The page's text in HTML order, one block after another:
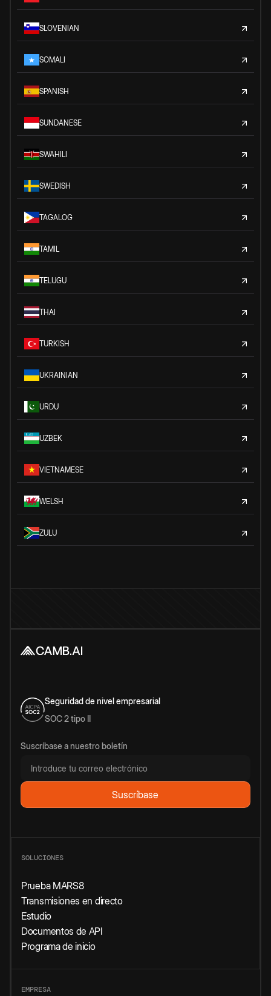
SLOVENIAN
SOMALI
SPANISH
SUNDANESE
SWAHILI
SWEDISH
TAGALOG
TAMIL
TELUGU
THAI
TURKISH
UKRAINIAN
URDU
UZBEK
VIETNAMESE
WELSH
ZULU
Seguridad de nivel empresarial
SOC 2 tipo II
Suscríbase a nuestro boletín
SOLUCIONES
Prueba MARS8
Transmisiones en directo
Estudio
Documentos de API
Programa de inicio
EMPRESA